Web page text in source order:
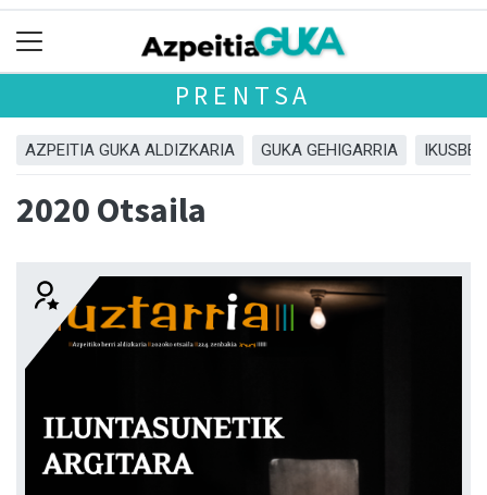
PRENTSA
AZPEITIA GUKA ALDIZKARIA GUKA GEHIGARRIA
2020 Otsaila